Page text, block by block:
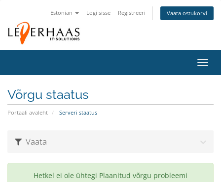
Estonian Logi sisse Registreeri Vaata ostukorvi
Võrgu staatus
Portaali avaleht Serveri staatus
Vaata
Hetkel ei ole ühtegi Plaanitud võrgu probleemi